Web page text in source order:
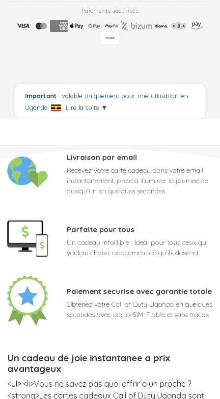
Paiements sécurisés
Important : valable uniquement pour une utilisation en
Uganda
Lire la suite ▼
Livraison par email
Recevez votre carte cadeau dans votre email
instantanement, prete a illuminer la journee de
quelqu'un en quelques secondes
Parfaite pour tous
Un cadeau infaillible ! Ideal pour tous ceux qui
veulent choisir exactement ce qu'ils desirent
Paiement securise avec garantie totale
Obtenez votre Call of Duty Uganda en quelques
secondes avec doctorSIM. Fiable et sans tracas
Un cadeau de joie instantanee a prix
avantageux
<ul> <li>Vous ne savez pas quoi offrir a un proche ?
<strong>Les cartes cadeaux Call of Duty Uganda sont